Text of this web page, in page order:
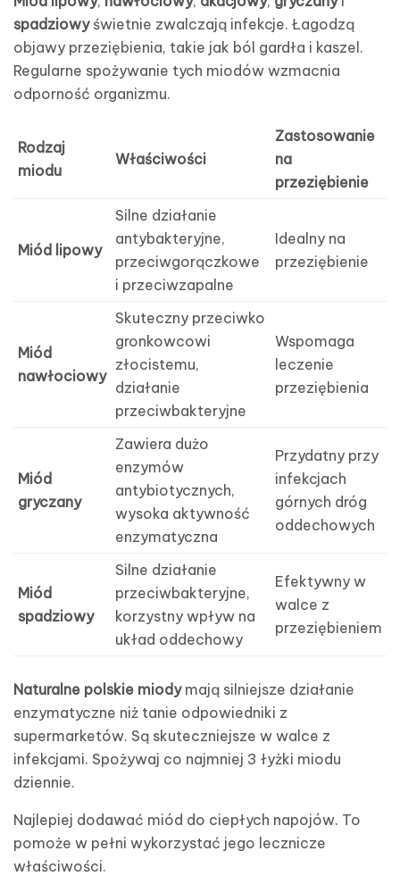
spadziowyświetnie zwalczają infekcje. Łagodzą
objawy przeziębienia, takie jak ból gardła i kaszel.
Regularne spożywanie tych miodów wzmacnia
odporność organizmu.
Rodzaj
miodu
Właściwości
Zastosowanie
na
przeziębienie
Miód lipowy
Silne działanie
antybakteryjne,
przeciwgorączkowe
i przeciwzapalne
Idealny na
przeziębienie
Miód
nawłociowy
Skuteczny przeciwko
gronkowcowi
złocistemu,
działanie
przeciwbakteryjne
Wspomaga
leczenie
przeziębienia
Miód
gryczany
Zawiera dużo
enzymów
antybiotycznych,
wysoka aktywność
enzymatyczna
Przydatny przy
infekcjach
górnych dróg
oddechowych
Miód
spadziowy
Silne działanie
przeciwbakteryjne,
korzystny wpływ na
układ oddechowy
Efektywny w
walce z
przeziębieniem
Naturalne polskie miodymają silniejsze działanie
enzymatyczne niż tanie odpowiedniki z
supermarketów. Są skuteczniejsze w walce z
infekcjami. Spożywaj co najmniej 3 łyżki miodu
dziennie.
Najlepiej dodawać miód do ciepłych napojów. To
pomoże w pełni wykorzystać jego lecznicze
właściwości.